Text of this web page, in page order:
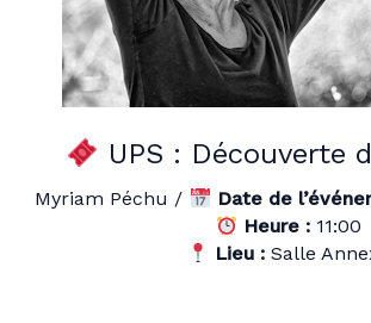
UPS : Découverte
Myriam Péchu / Date de
Heure : 11:00
Lieu : Salle